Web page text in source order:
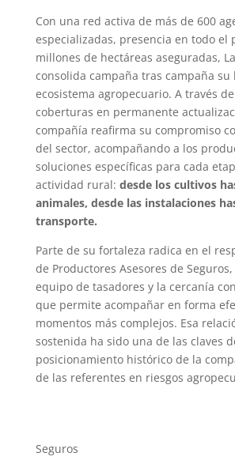
Con una red activa de más de 600
especializadas, presencia en todo el
millones de hectáreas aseguradas,
consolida campaña tras campaña su
ecosistema agropecuario. A través
coberturas en permanente
compañía reafirma su compromiso
del sector, acompañando a los
soluciones específicas para cada
actividad rural: desde los cultivos
animales, desde las instalaciones
transporte.
Parte de su fortaleza radica en el
de Productores Asesores de
equipo de tasadores y la cercanía
que permite acompañar en forma
momentos más complejos. Esa
sostenida ha sido una de las claves
posicionamiento histórico de la
de las referentes en riesgos
Seguros